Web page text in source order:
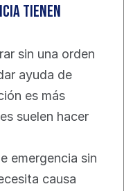
tienen
sin una orden
ayuda de
es más
suelen hacer
emergencia sin
causa